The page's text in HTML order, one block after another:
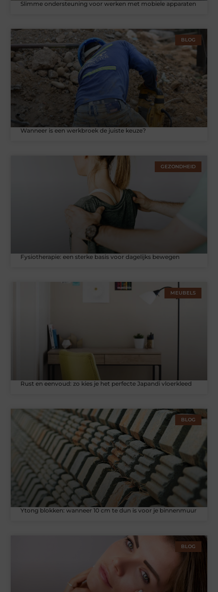
Slimme ondersteuning voor werken met mobiele apparaten
BLOG
Wanneer is een werkbroek de juiste keuze?
GEZONDHEID
Fysiotherapie: een sterke basis voor dagelijks bewegen
MEUBELS
Rust en eenvoud: zo kies je het perfecte Japandi vloerkleed
BLOG
Ytong blokken: wanneer 10 cm te dun is voor je binnenmuur
BLOG